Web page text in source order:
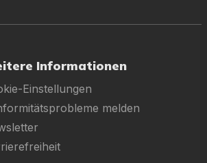
Informationen
Einstellungen
melden